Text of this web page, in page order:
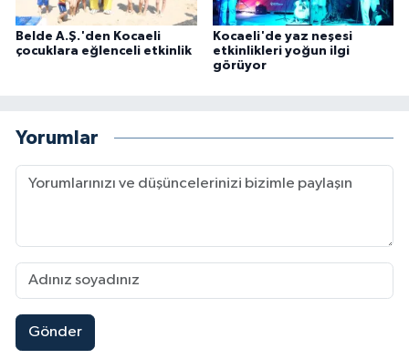
Belde A.Ş.'den Kocaeli
çocuklara eğlenceli etkinlik
Kocaeli'de yaz neşesi
etkinlikleri yoğun ilgi
görüyor
Yorumlar
Gönder